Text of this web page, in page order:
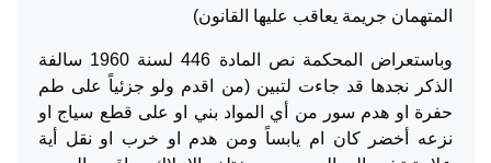
المتهمان جريمة يعاقب عليها القانون)
وباستعراض المحكمة نص المادة 446 لسنة 1960 سالفة
الذكر نجدها قد جاءت لتبين (من اقدم ولو جزئياً على طم
حفرة او هدم سور من أي المواد بني او على قطع سياج او
نزعه أخضر كان ام يابساً ومن هدم او خرب او نقل أية